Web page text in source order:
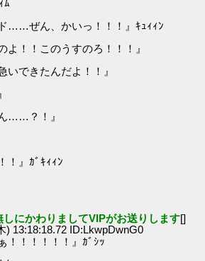
ﾑ
……ぜん、かいっ！！！』ｷｭｨｨﾝ
よ！！このうすのろ！！！』
いできたんだよ！！』
……？！』
』ｶﾞｷｨｨﾝ
しにかわりましてVIPがお送りします[]
) 13:18:18.72 ID:LkwpDwnG0
！！！！！！』ｶﾞｼｯ